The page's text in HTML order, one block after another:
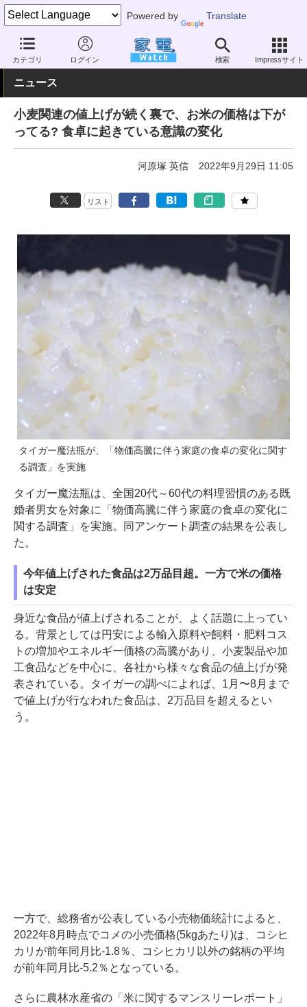
Powered by Translate
カテゴリ ログイン 検索 Impressサイト
家電 Watch 生活家電 炊飯器
ニュース
小麦関連の値上げが続く裏で、お米の価格は下が
ってる? 食卓に起きている意識の変化
河原塚 英信 2022年9月29日 11:05
リスト
タイガー魔法瓶が、「物価高騰に伴う家庭の食卓の変化に関す
る調査」を実施
タイガー魔法瓶は、全国20代～60代の料理習慣のある既
婚者男女を対象に「物価高騰に伴う家庭の食卓の変化に
関する調査」を実施。同アンケート調査の結果を公表し
た。
今年値上げされた食品は2万品目超。一方で米の価格
は安定
身近な食品が値上げされることが、よく話題に上ってい
る。背景としては円安による輸入原料や飼料・肥料コス
トの増加やエネルギー価格の高騰があり、小麦製品や加
工食品などを中心に、各社から様々な食品の値上げが発
表されている。タイガーの調べによれば、1月〜8月まで
で値上げが行なわれた食品は、2万品目を超えるとい
う。
一方で、総務省が公表している小売物価統計によると、
2022年8月時点でコメの小売価格(5kgあたり)は、コシヒ
カリが前年同月比-1.8％、コシヒカリ以外の銘柄の平均
が前年同月比-5.2％となっている。
さらに農林水産省の「米に関するマンスリーレポート」